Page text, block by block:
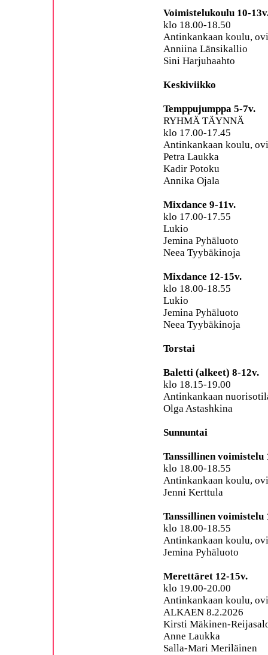
Voimistelukoulu 10-
klo 18.00-18.50
Antinkankaan koulu,
Anniina Länsikallio
Sini Harjuhaahto
Keskiviikko
Temppujumppa 5-7v.
RYHMÄ TÄYNNÄ
klo 17.00-17.45
Antinkankaan koulu,
Petra Laukka
Kadir Potoku
Annika Ojala
Mixdance 9-11v.
klo 17.00-17.55
Lukio
Jemina Pyhäluoto
Neea Tyybäkinoja
Mixdance 12-15v.
klo 18.00-18.55
Lukio
Jemina Pyhäluoto
Neea Tyybäkinoja
Torstai
Baletti (alkeet) 8-12v.
klo 18.15-19.00
Antinkankaan
Olga Astashkina
Sunnuntai
Tanssillinen voimistelu
klo 18.00-18.55
Antinkankaan koulu,
Jenni Kerttula
Tanssillinen voimistelu
klo 18.00-18.55
Antinkankaan koulu,
Jemina Pyhäluoto
Merettäret 12-15v.
klo 19.00-20.00
Antinkankaan koulu,
ALKAEN 8.2.2026
Kirsti Mäkinen-
Anne Laukka
Salla-Mari Meriläinen